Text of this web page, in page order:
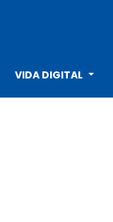
VIDA DIGITAL